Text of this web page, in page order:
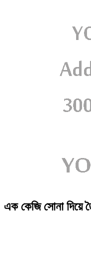
এক কেজি সোনা দিয়ে